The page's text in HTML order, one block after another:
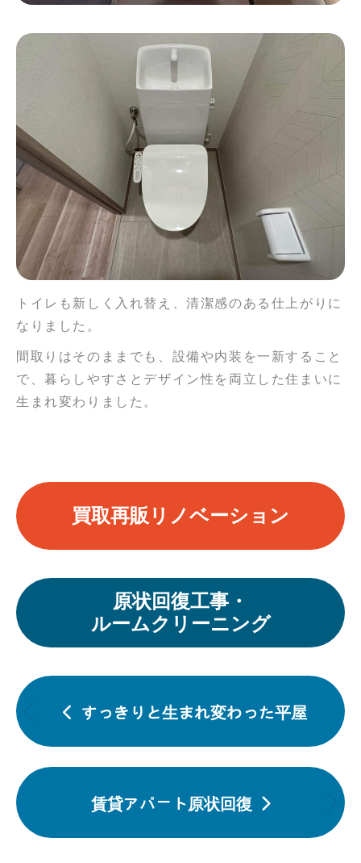
トイレも新しく入れ替え、清潔感のある仕上がりに
なりました。
間取りはそのままでも、設備や内装を一新すること
で、暮らしやすさとデザイン性を両立した住まいに
生まれ変わりました。
買取再販リノベーション
原状回復工事・
ルームクリーニング
投
稿
ナ
ゲ
ー
シ
稿:
すっきりと生まれ変わった平屋
次
賃貸アパート原状回復